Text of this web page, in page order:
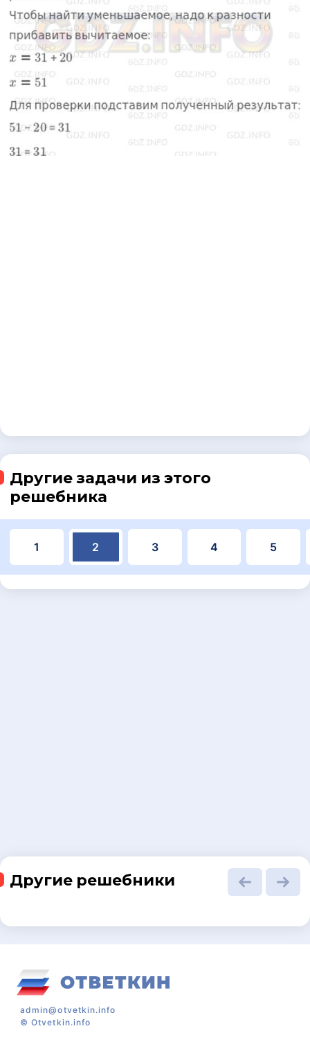
Другие задачи из этого
решебника
1 2 3 4 5
Другие решебники
admin@otvetkin.info
©Otvetkin.info